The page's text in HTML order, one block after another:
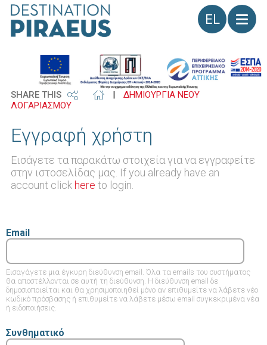
Γλώσσα
SHARE THIS |
ΔΗΜΙΟΥΡΓΙΑ ΝΕΟΥ
ΛΟΓΑΡΙΑΣΜΟΥ
Εγγραφή χρήστη
Εισάγετε τα παρακάτω στοιχεία για να εγγραφείτε
στην ιστοσελίδας μας. If you already have an
account click here to login.
Email
Εισαγάγετε μια έγκυρη διεύθυνση email. Όλα τα emails του συστήματος
θα αποστέλλονται σε αυτή τη διεύθυνση. Η διεύθυνση email δε
δημοσιοποιείται και θα χρησιμοποιηθεί μόνο αν επιθυμείτε να λάβετε νέο
κωδικό πρόσβασης ή επιθυμείτε να λάβετε μέσω email συγκεκριμένα νέα
ή ειδοποιήσεις.
Συνθηματικό